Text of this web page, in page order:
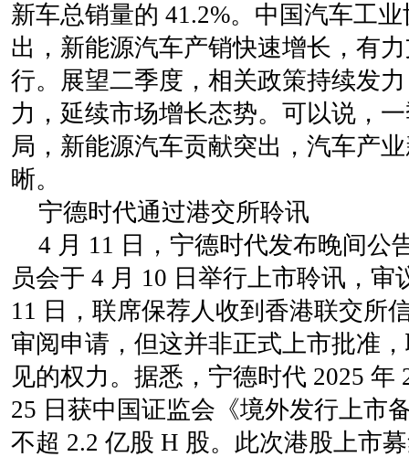
新车总销量的 41.2%。中国汽车工
出，新能源汽车产销快速增长，有
行。展望二季度，相关政策持续发
力，延续市场增长态势。可以说，
局，新能源汽车贡献突出，汽车产
晰。
宁德时代通过港交所聆讯
4 月 11 日，宁德时代发布晚间公
员会于 4 月 10 日举行上市聆讯，
11 日，联席保荐人收到香港联交所
审阅申请，但这并非正式上市批准
见的权力。据悉，宁德时代 2025 年
25 日获中国证监会《境外发行上市
不超 2.2 亿股 H 股。此次港股上市